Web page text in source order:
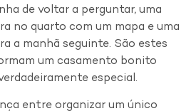
de voltar a perguntar, uma
no quarto com um mapa e uma
a manhã seguinte. São estes
um casamento bonito
especial.
entre organizar um único